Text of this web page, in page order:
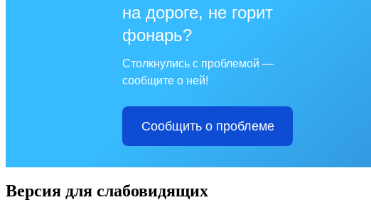
на дороге, не горит
фонарь?
Столкнулись с проблемой —
сообщите о ней!
Сообщить о проблеме
Версия для слабовидящих